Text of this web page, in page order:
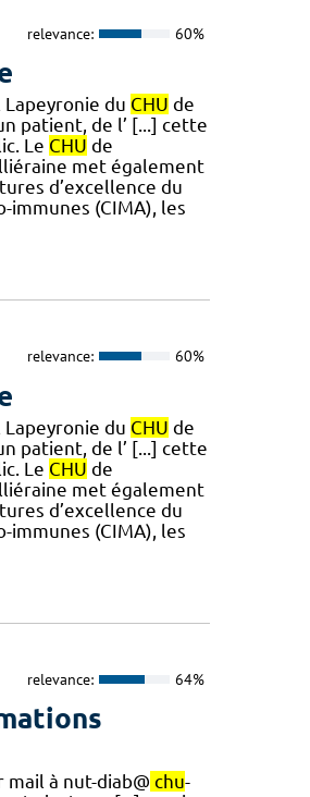
relevance: 60%
du CHU de
patient, de l’ [...] cette
Le CHU de
met également
d’excellence du
(CIMA), les
relevance: 60%
du CHU de
patient, de l’ [...] cette
Le CHU de
met également
d’excellence du
(CIMA), les
relevance: 64%
à nut-diab@ chu-